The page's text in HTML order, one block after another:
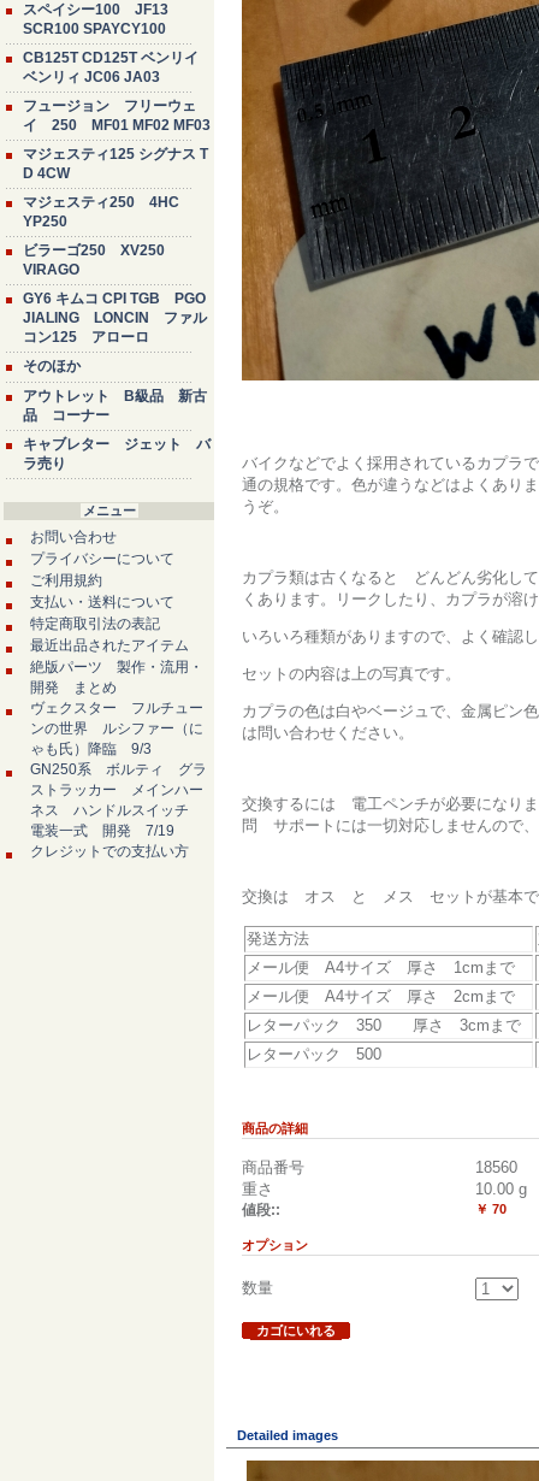
スペイシー100 JF13
SCR100 SPAYCY100
CB125T CD125T ベンリイ
ベンリィ JC06 JA03
フュージョン フリーウェ
イ 250 MF01 MF02 MF03
マジェスティ125 シグナス T
D 4CW
マジェスティ250 4HC
YP250
ビラーゴ250 XV250
VIRAGO
GY6 キムコ CPI TGB PGO
JIALING LONCIN ファル
コン125 アローロ
そのほか
アウトレット B級品 新古
品 コーナー
キャブレター ジェット バ
ラ売り
メニュー
お問い合わせ
プライバシーについて
ご利用規約
支払い・送料について
特定商取引法の表記
最近出品されたアイテム
絶版パーツ 製作・流用・
開発 まとめ
ヴェクスター フルチュー
ンの世界 ルシファー（に
ゃも氏）降臨 9/3
GN250系 ボルティ グラ
ストラッカー メインハー
ネス ハンドルスイッチ
電装一式 開発 7/19
クレジットでの支払い方
バイクなどでよく採用されているカプラ
通の規格です。色が違うなどはよくあり
うぞ。
カプラ類は古くなると どんどん劣化し
くあります。リークしたり、カプラが
いろいろ種類がありますので、よく確認
セットの内容は上の写真です。
カプラの色は白やベージュで、金属ピン
は問い合わせください。
交換するには 電工ペンチが必要になり
問 サポートには一切対応しませんので
交換は オス と メス セットが基本で
発送方法
メール便 A4サイズ 厚さ 1cmまで
メール便 A4サイズ 厚さ 2cmまで
レターパック 350 厚さ 3cmまで
レターパック 500
商品の詳細
商品番号
18560
重さ
10.00 g
値段:: ￥ 70
オプション
数量
カゴにいれる
Detailed images